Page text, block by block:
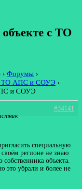
с ТО
› Форумы ›
ТО АПС и СОУЭ ›
и СОУЭ
#34141
специальную
регионе не знаю
объекта.
это убрали и более не